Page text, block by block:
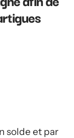
solde et par